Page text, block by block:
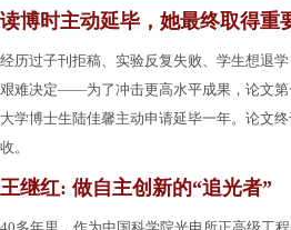
读博时主动延毕，她最终取得重
经历过子刊拒稿、实验反复失败、学生想退
艰难决定——为了冲击更高水平成果，论文第
大学博士生陆佳馨主动申请延毕一年。论文
收。
王继红: 做自主创新的“追光者”